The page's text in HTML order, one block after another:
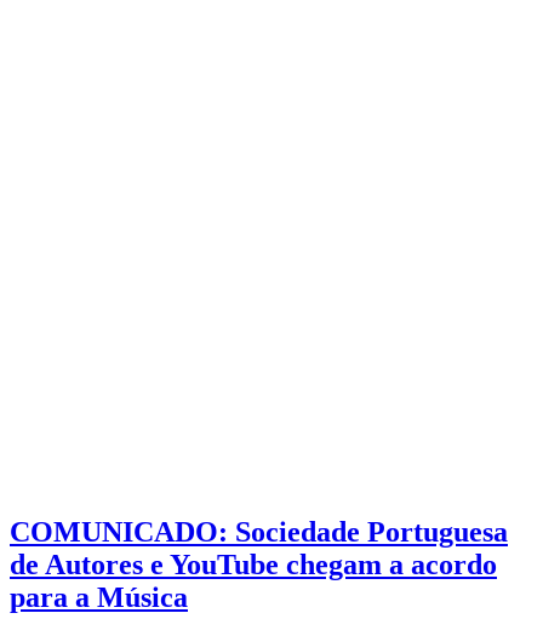
COMUNICADO: Sociedade Portuguesa
de Autores e YouTube chegam a acordo
para a Música